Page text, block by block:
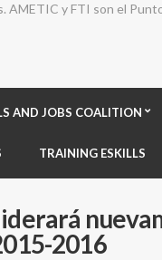
AMETIC y FTI son el
AND JOBS COALITION
TRAINING ESKILLS
2016